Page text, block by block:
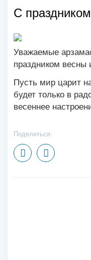
С
Уважаемые
праздником весны
Пусть мир царит
будет только в
весеннее
Поделиться: